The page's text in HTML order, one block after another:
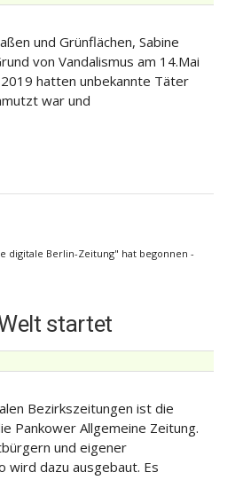
und Grünflächen, Sabine
von Vandalismus am 14.Mai
hatten unbekannte Täter
war und
digitale Berlin-Zeitung" hat begonnen -
startet
Bezirkszeitungen ist die
Pankower Allgemeine Zeitung.
und eigener
wird dazu ausgebaut. Es